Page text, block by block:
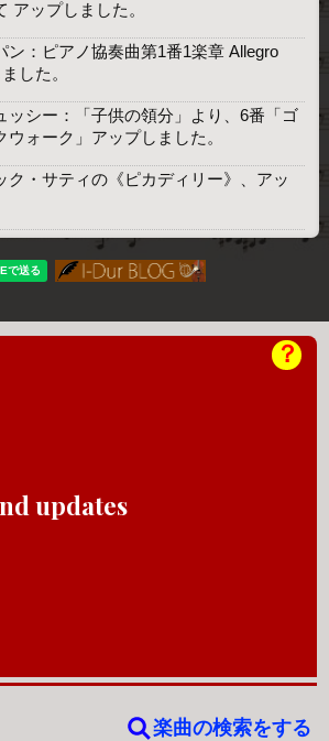
アップしました。
ン：ピアノ協奏曲第1番1楽章 Allegro
した。
ッシー：「子供の領分」より、6番「ゴ
ウォーク」アップしました。
ク・サティの《ピカディリー》、アッ
updates
？
楽曲の検索をする